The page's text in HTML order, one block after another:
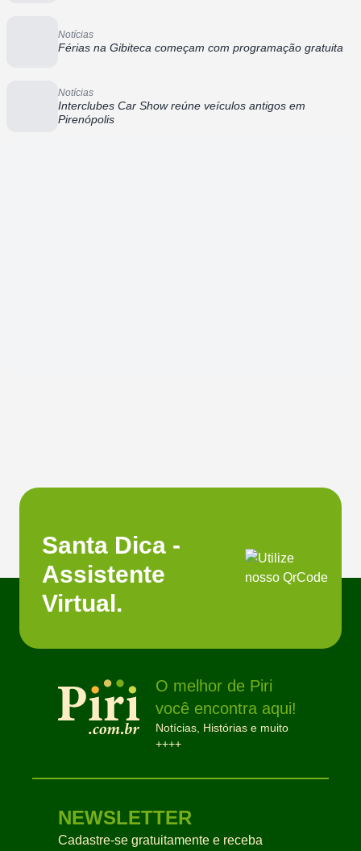
Notícias
Férias na Gibiteca começam com programação gratuita
Notícias
Interclubes Car Show reúne veículos antigos em
Pirenópolis
Santa Dica -
Assistente
Virtual.
O melhor de Piri
você encontra aqui!
Notícias, Histórias e muito
++++
NEWSLETTER
Cadastre-se gratuitamente e receba